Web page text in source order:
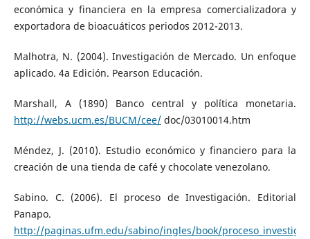
económica y financiera en la empresa comercializadora y
exportadora de bioacuáticos periodos 2012-2013.
Malhotra, N. (2004). Investigación de Mercado. Un enfoque
aplicado. 4a Edición. Pearson Educación.
Marshall, A (1890) Banco central y política monetaria.
http://webs.ucm.es/BUCM/cee/doc/03010014.htm
Méndez, J. (2010). Estudio económico y financiero para la
creación de una tienda de café y chocolate venezolano.
Sabino. C. (2006). El proceso de Investigación. Editorial
Panapo.
http://paginas.ufm.edu/sabino/ingles/book/